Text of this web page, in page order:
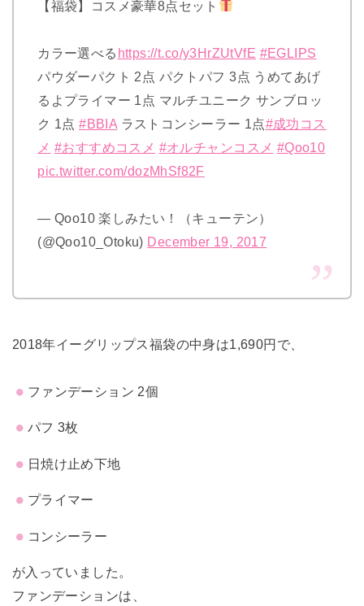
【福袋】コスメ豪華8点セット
カラー選べる https://t.co/y3HrZUtVfE #EGLIPS
パウダーパクト 2点 パクトパフ 3点 うめてあげ
るよプライマー 1点 マルチユニーク サンブロッ
ク 1点#BBIA ラストコンシーラー 1点#成功コス
メ #おすすめコスメ #オルチャンコスメ #Qoo10
pic.twitter.com/dozMhSf82F
— Qoo10 楽しみたい！（キューテン）
(@Qoo10_Otoku) December 19, 2017
2018年イーグリップス福袋の中身は1,690円で、
ファンデーション 2個
パフ 3枚
日焼け止め下地
プライマー
コンシーラー
が入っていました。
ファンデーションは、